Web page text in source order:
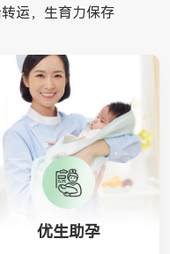
运，生育力保存
优生助孕